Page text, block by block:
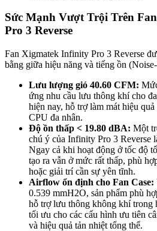
Sức Mạnh Vượt Trội Trên
Pro 3 Reverse
Fan Xigmatek Infinity Pro 3 Reverse
bằng giữa hiệu năng và tiếng ồn
Lưu lượng gió 40.60 CFM:
ứng nhu cầu lưu thông khí cho
hiện nay, hỗ trợ làm mát hiệu
CPU đa nhân.
Độ ồn thấp < 19.80 dBA: Một
chú ý của Infinity Pro 3 Reverse
Ngay cả khi hoạt động ở tốc độ
tạo ra vẫn ở mức rất thấp, phù
hoặc giải trí cần sự yên tĩnh.
Airflow ổn định cho Fan Case:
0.539 mmH2O, sản phẩm phù
hỗ trợ lưu thông không khí trong
tối ưu cho các cấu hình ưu tiên
và hiệu quả tản nhiệt tổng thể.